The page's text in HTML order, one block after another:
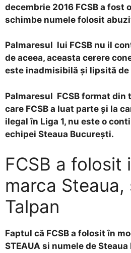
decembrie 2016 FCSB a fost
schimbe numele folosit
Palmaresul lui FCSB nu il
de aceea, aceasta cerere
este inadmisibilă şi lipsită de
Palmaresul FCSB format din
care FCSB a luat parte şi la
ilegal în Liga 1, nu este o
echipei Steaua Bucureşti.
FCSB a folosit
marca Steaua,
Talpan
Faptul că FCSB a folosit în
STEAUA si numele de